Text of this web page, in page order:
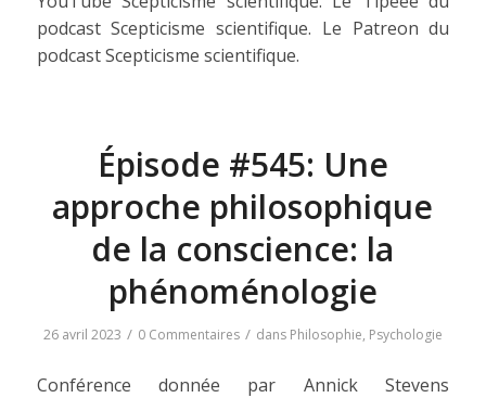
podcast Scepticisme scientifique. Le Patreon du
podcast Scepticisme scientifique.
Épisode #545: Une
approche philosophique
de la conscience: la
phénoménologie
26 avril 2023 / 0 Commentaires / dans Philosophie, Psychologie
Conférence donnée par Annick Stevens